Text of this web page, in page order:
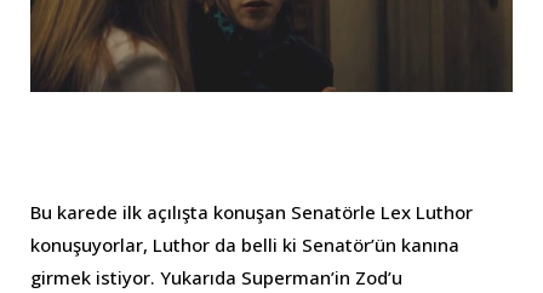
Bu karede ilk açılışta konuşan Senatörle Lex Luthor
konuşuyorlar, Luthor da belli ki Senatör’ün kanına
girmek istiyor. Yukarıda Superman’in Zod’u